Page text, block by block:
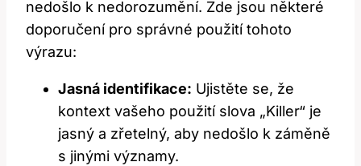
nedošlo k nedorozumění. Zde jsou některé
doporučení pro správné použití tohoto
výrazu:
Jasná identifikace: Ujistěte se, že
kontext vašeho použití slova „Killer“ je
jasný a zřetelný, aby nedošlo k záměně
s jinými významy.